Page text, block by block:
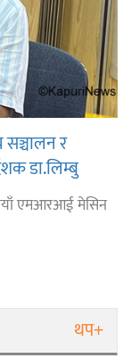
र
डा.लिम्बु
नयाँ एमआरआई मेसिन
थप+